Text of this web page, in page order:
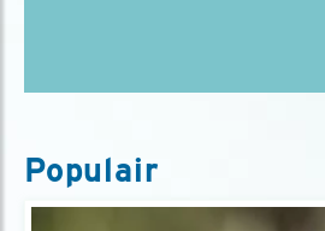
Populair